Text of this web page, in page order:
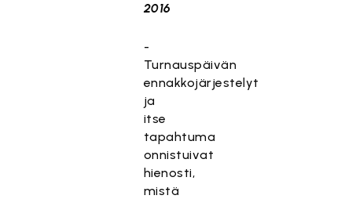
2016
-
Turnauspäivän
ennakkojärjestelyt
ja
itse
tapahtuma
onnistuivat
hienosti,
mistä